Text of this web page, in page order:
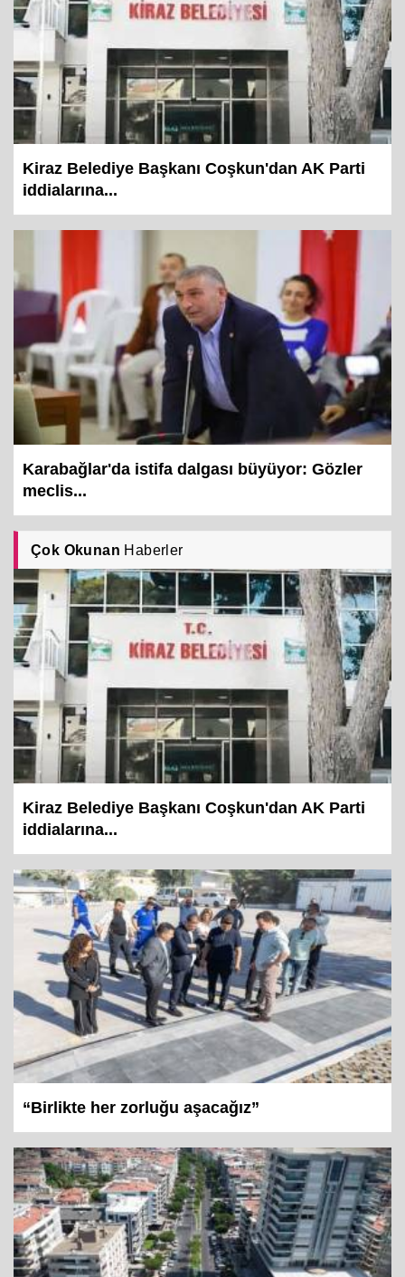
Kiraz Belediye Başkanı Coşkun'dan AK Parti
iddialarına...
Karabağlar'da istifa dalgası büyüyor: Gözler
meclis...
Çok OkunanHaberler
Kiraz Belediye Başkanı Coşkun'dan AK Parti
iddialarına...
“Birlikte her zorluğu aşacağız”